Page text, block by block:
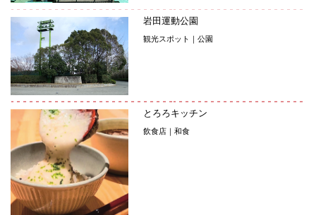
岩田運動公園
観光スポット｜公園
とろろキッチン
飲食店｜和食